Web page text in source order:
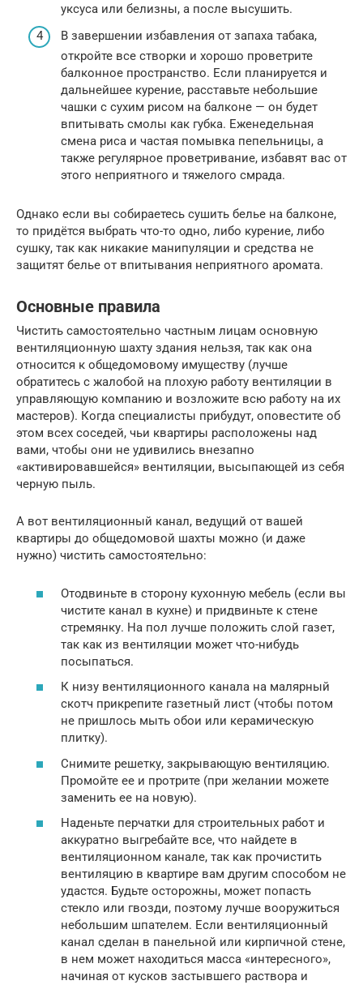
уксуса или белизны, а после высушить.
В завершении избавления от запаха табака,
откройте все створки и хорошо проветрите
балконное пространство. Если планируется и
дальнейшее курение, расставьте небольшие
чашки с сухим рисом на балконе — он будет
впитывать смолы как губка. Еженедельная
смена риса и частая помывка пепельницы, а
также регулярное проветривание, избавят вас от
этого неприятного и тяжелого смрада.
Однако если вы собираетесь сушить белье на балконе,
то придётся выбрать что-то одно, либо курение, либо
сушку, так как никакие манипуляции и средства не
защитят белье от впитывания неприятного аромата.
Основные правила
Чистить самостоятельно частным лицам основную
вентиляционную шахту здания нельзя, так как она
относится к общедомовому имуществу (лучше
обратитесь с жалобой на плохую работу вентиляции в
управляющую компанию и возложите всю работу на их
мастеров). Когда специалисты прибудут, оповестите об
этом всех соседей, чьи квартиры расположены над
вами, чтобы они не удивились внезапно
«активировавшейся» вентиляции, высыпающей из себя
черную пыль.
А вот вентиляционный канал, ведущий от вашей
квартиры до общедомовой шахты можно (и даже
нужно) чистить самостоятельно:
Отодвиньте в сторону кухонную мебель (если вы
чистите канал в кухне) и придвиньте к стене
стремянку. На пол лучше положить слой газет,
так как из вентиляции может что-нибудь
посыпаться.
К низу вентиляционного канала на малярный
скотч прикрепите газетный лист (чтобы потом
не пришлось мыть обои или керамическую
плитку).
Снимите решетку, закрывающую вентиляцию.
Промойте ее и протрите (при желании можете
заменить ее на новую).
Наденьте перчатки для строительных работ и
аккуратно выгребайте все, что найдете в
вентиляционном канале, так как прочистить
вентиляцию в квартире вам другим способом не
удастся. Будьте осторожны, может попасть
стекло или гвозди, поэтому лучше вооружиться
небольшим шпателем. Если вентиляционный
канал сделан в панельной или кирпичной стене,
в нем может находиться масса «интересного»,
начиная от кусков застывшего раствора и